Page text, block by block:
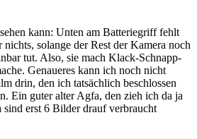
kann: Unten am Batteriegriff fehlt
solange der Rest der Kamera noch
tut. Also, sie mach Klack-Schnapp-
Genaueres kann ich noch nicht
drin, den ich tatsächlich beschlossen
Ein guter alter Agfa, den zieh ich da ja
sind erst 6 Bilder drauf verbraucht